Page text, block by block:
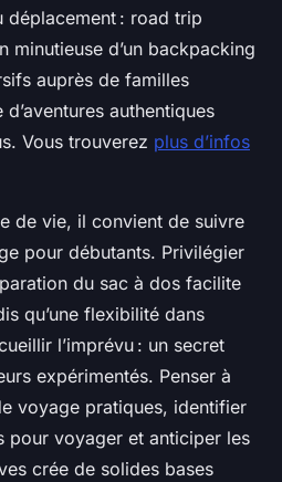
déplacement : road trip
minutieuse d’un backpacking
auprès de familles
authentiques
Vous trouverez plus d’infos
de vie, il convient de suivre
pour débutants. Privilégier
du sac à dos facilite
qu’une flexibilité dans
l’imprévu : un secret
expérimentés. Penser à
voyage pratiques, identifier
pour voyager et anticiper les
crée de solides bases